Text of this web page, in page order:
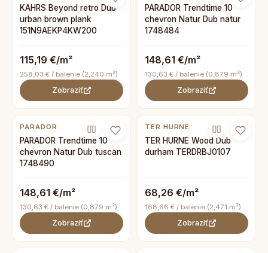
KAHRS Beyond retro Dub
urban brown plank
151N9AEKP4KW200
115,19 €/m²
258,03 € / balenie (2,240 m²)
Zobraziť
PARADOR Trendtime 10
chevron Natur Dub natur
1748484
148,61 €/m²
130,63 € / balenie (0,879 m²)
Zobraziť
PARADOR
PARADOR Trendtime 10
chevron Natur Dub tuscan
1748490
148,61 €/m²
130,63 € / balenie (0,879 m²)
Zobraziť
TER HURNE
TER HURNE Wood Dub
durham TERDRBJ0107
68,26 €/m²
168,66 € / balenie (2,471 m²)
Zobraziť